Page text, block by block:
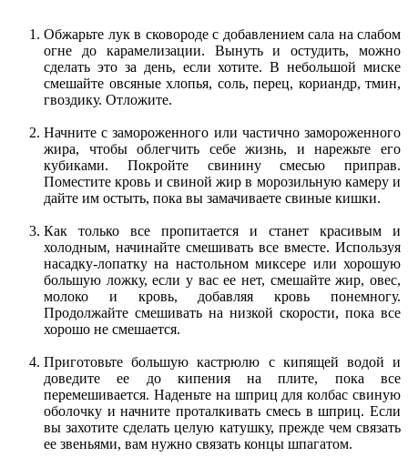
Обжарьте лук в сковороде с добавлением сала на слабом
огне до карамелизации. Вынуть и остудить, можно
сделать это за день, если хотите. В небольшой миске
смешайте овсяные хлопья, соль, перец, кориандр, тмин,
гвоздику. Отложите.
Начните с замороженного или частично замороженного
жира, чтобы облегчить себе жизнь, и нарежьте его
кубиками. Покройте свинину смесью приправ.
Поместите кровь и свиной жир в морозильную камеру и
дайте им остыть, пока вы замачиваете свиные кишки.
Как только все пропитается и станет красивым и
холодным, начинайте смешивать все вместе. Используя
насадку-лопатку на настольном миксере или хорошую
большую ложку, если у вас ее нет, смешайте жир, овес,
молоко и кровь, добавляя кровь понемногу.
Продолжайте смешивать на низкой скорости, пока все
хорошо не смешается.
Приготовьте большую кастрюлю с кипящей водой и
доведите ее до кипения на плите, пока все
перемешивается. Наденьте на шприц для колбас свиную
оболочку и начните проталкивать смесь в шприц. Если
вы захотите сделать целую катушку, прежде чем связать
ее звеньями, вам нужно связать концы шпагатом.